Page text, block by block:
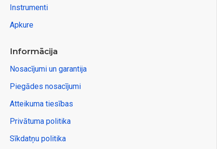
Instrumenti
Apkure
Informācija
Nosacījumi un garantija
Piegādes nosacījumi
Atteikuma tiesības
Privātuma politika
Sīkdatņu politika